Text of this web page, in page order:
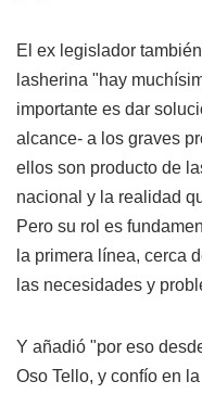
El ex legislador
lasherina "hay
importante es dar
alcance- a los graves
ellos son producto de
nacional y la realidad
Pero su rol es
la primera línea, cerca
las necesidades y
Y añadió "por eso
Oso Tello, y confío en